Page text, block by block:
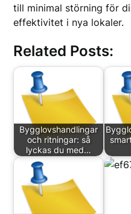
till minimal störning för
effektivitet i nya lokaler.
Related Posts:
Bygglovshandlingar
och ritningar: så
lyckas du med…